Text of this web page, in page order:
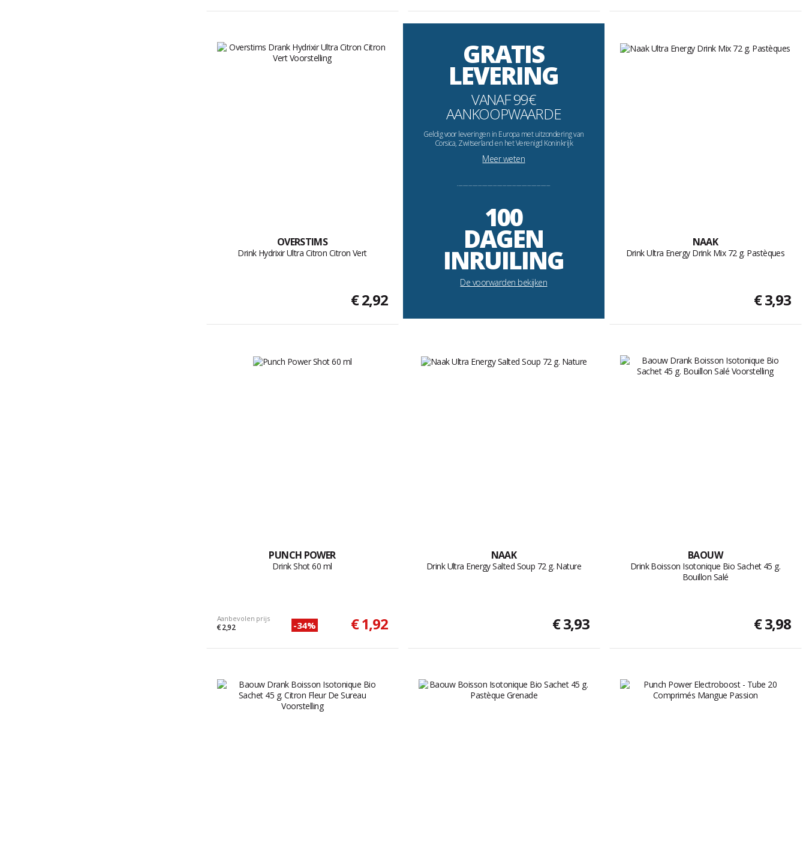
OVERSTIMS
Drink Hydrixir Ultra Citron Citron Vert
€ 2,92
GRATIS
LEVERING
VANAF 99€
AANKOOPWAARDE
Geldig voor leveringen in Europa met uitzondering van
Corsica, Zwitserland en het Verenigd Koninkrijk
Meer weten
--------------------------------------------------------------------
100
DAGEN
INRUILING
De voorwarden bekijken
NAAK
Drink Ultra Energy Drink Mix 72 g. Pastèques
€ 3,93
PUNCH POWER
Drink Shot 60 ml
Aanbevolen prijs
€ 2,92 -34% € 1,92
NAAK
Drink Ultra Energy Salted Soup 72 g. Nature
€ 3,93
BAOUW
Drink Boisson Isotonique Bio Sachet 45 g.
Bouillon Salé
€ 3,98